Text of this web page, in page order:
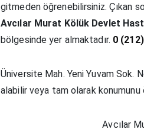
gitmeden öğrenebilirsiniz. Çıkan
Avcılar Murat Kölük Devlet
bölgesinde yer almaktadır. 0
Üniversite Mah. Yeni Yuvam Sok.
alabilir veya tam olarak konumunu
Avcılar